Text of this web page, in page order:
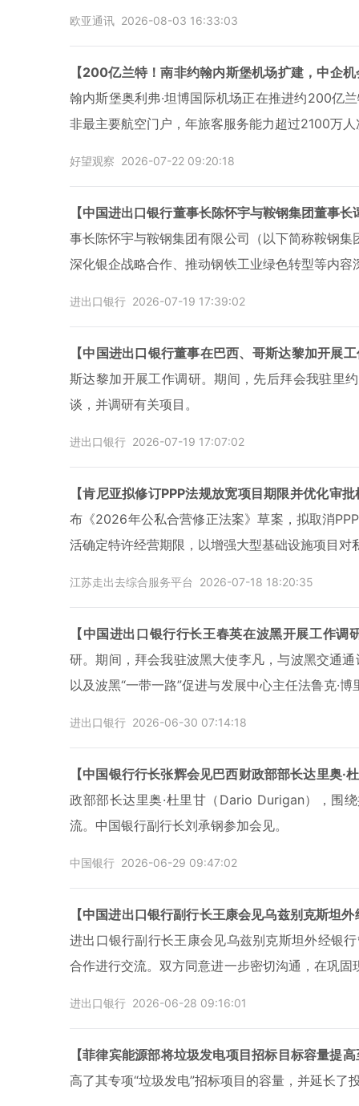
欧亚通讯 2026-08-03 16:33:03
【200亿兰特！南非约翰内斯堡机场扩建，中企
翰内斯堡奥利弗·坦博国际机场正在推进约200亿
非最主要航空门户，年旅客服务能力超过2100万
好望观察 2026-07-22 09:20:18
【中国进出口银行董事长陈怀宇与鞍钢集团董事
事长陈怀宇与鞍钢集团有限公司（以下简称鞍钢
深化银企战略合作、推动钢铁工业绿色转型等内
进出口银行 2026-07-19 17:39:02
【中国进出口银行董事在巴西、哥斯达黎加开展
斯达黎加开展工作调研。期间，先后拜会我驻里
谈，并调研有关项目。
进出口银行 2026-07-19 17:07:02
【肯尼亚拟修订PPP法规放宽项目期限并优化审
布《2026年公私合营修正法案》草案，拟取消
活确定特许经营期限，以增强大型基础设施项目对
江苏走出去综合服务平台 2026-07-18 18:20:35
【中国进出口银行行长王春英在波黑开展工作调
研。期间，拜会我驻波黑大使李凡，与波黑交通
以及波黑“一带一路”促进与发展中心主任法鲁克·
进出口银行 2026-06-30 07:14:18
【中国银行行长张辉会见巴西财政部部长达里奥·
政部部长达里奥·杜里甘（Dario Durigan），围
流。中国银行副行长刘承钢参加会见。
中国银行 2026-06-29 09:47:02
【中国进出口银行副行长王康会见乌兹别克斯坦
进出口银行副行长王康会见乌兹别克斯坦外经银
合作进行交流。双方同意进一步密切沟通，在巩
进出口银行 2026-06-28 09:16:01
【菲律宾能源部将垃圾发电项目招标目标容量提
高了其专项“垃圾发电”招标项目的容量，并延长了